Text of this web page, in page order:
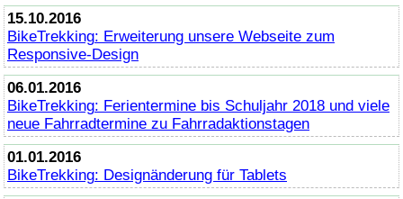
15.10.2016
BikeTrekking: Erweiterung unsere Webseite zum
Responsive-Design
06.01.2016
BikeTrekking: Ferientermine bis Schuljahr 2018 und viele
neue Fahrradtermine zu Fahrradaktionstagen
01.01.2016
BikeTrekking: Designänderung für Tablets